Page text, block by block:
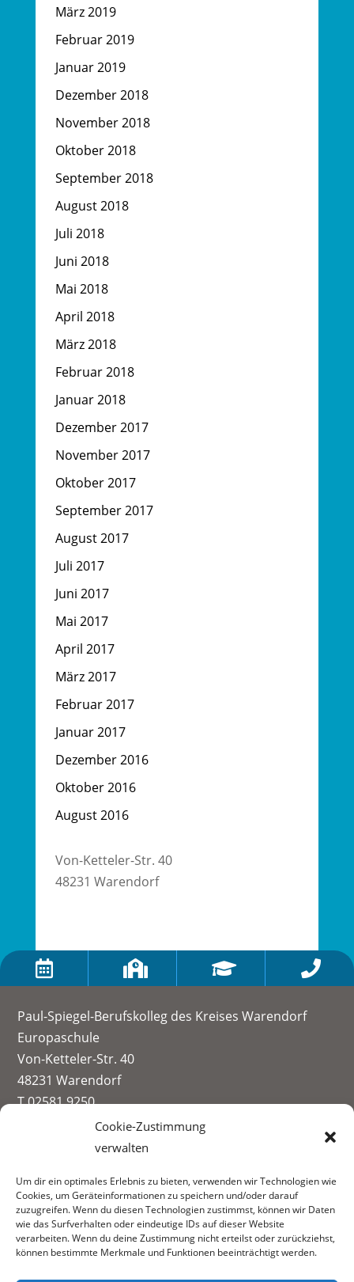
Cookie-Zustimmung
verwalten
Um dir ein optimales Erlebnis zu bieten, verwenden wir Technologien wie
Cookies, um Geräteinformationen zu speichern und/oder darauf
zuzugreifen. Wenn du diesen Technologien zustimmst, können wir Daten
wie das Surfverhalten oder eindeutige IDs auf dieser Website
verarbeiten. Wenn du deine Zustimmung nicht erteilst oder zurückziehst,
können bestimmte Merkmale und Funktionen beeinträchtigt werden.
März 2019
Februar 2019
Januar 2019
Dezember 2018
November 2018
Oktober 2018
September 2018
August 2018
Juli 2018
Juni 2018
Mai 2018
April 2018
März 2018
Februar 2018
Januar 2018
Dezember 2017
November 2017
Oktober 2017
September 2017
August 2017
Juli 2017
Juni 2017
Mai 2017
April 2017
März 2017
Februar 2017
Januar 2017
Dezember 2016
Oktober 2016
August 2016
Von-Ketteler-Str. 40
48231 Warendorf
   
Paul-Spiegel-Berufskolleg des Kreises Warendorf
Europaschule
Von-Ketteler-Str. 40
48231 Warendorf
T 02581 9250
info@paul-spiegel-berufskolleg.eu
Datenschutzerklärung
Informationen zur Datenerhebung
Fachbereiche: